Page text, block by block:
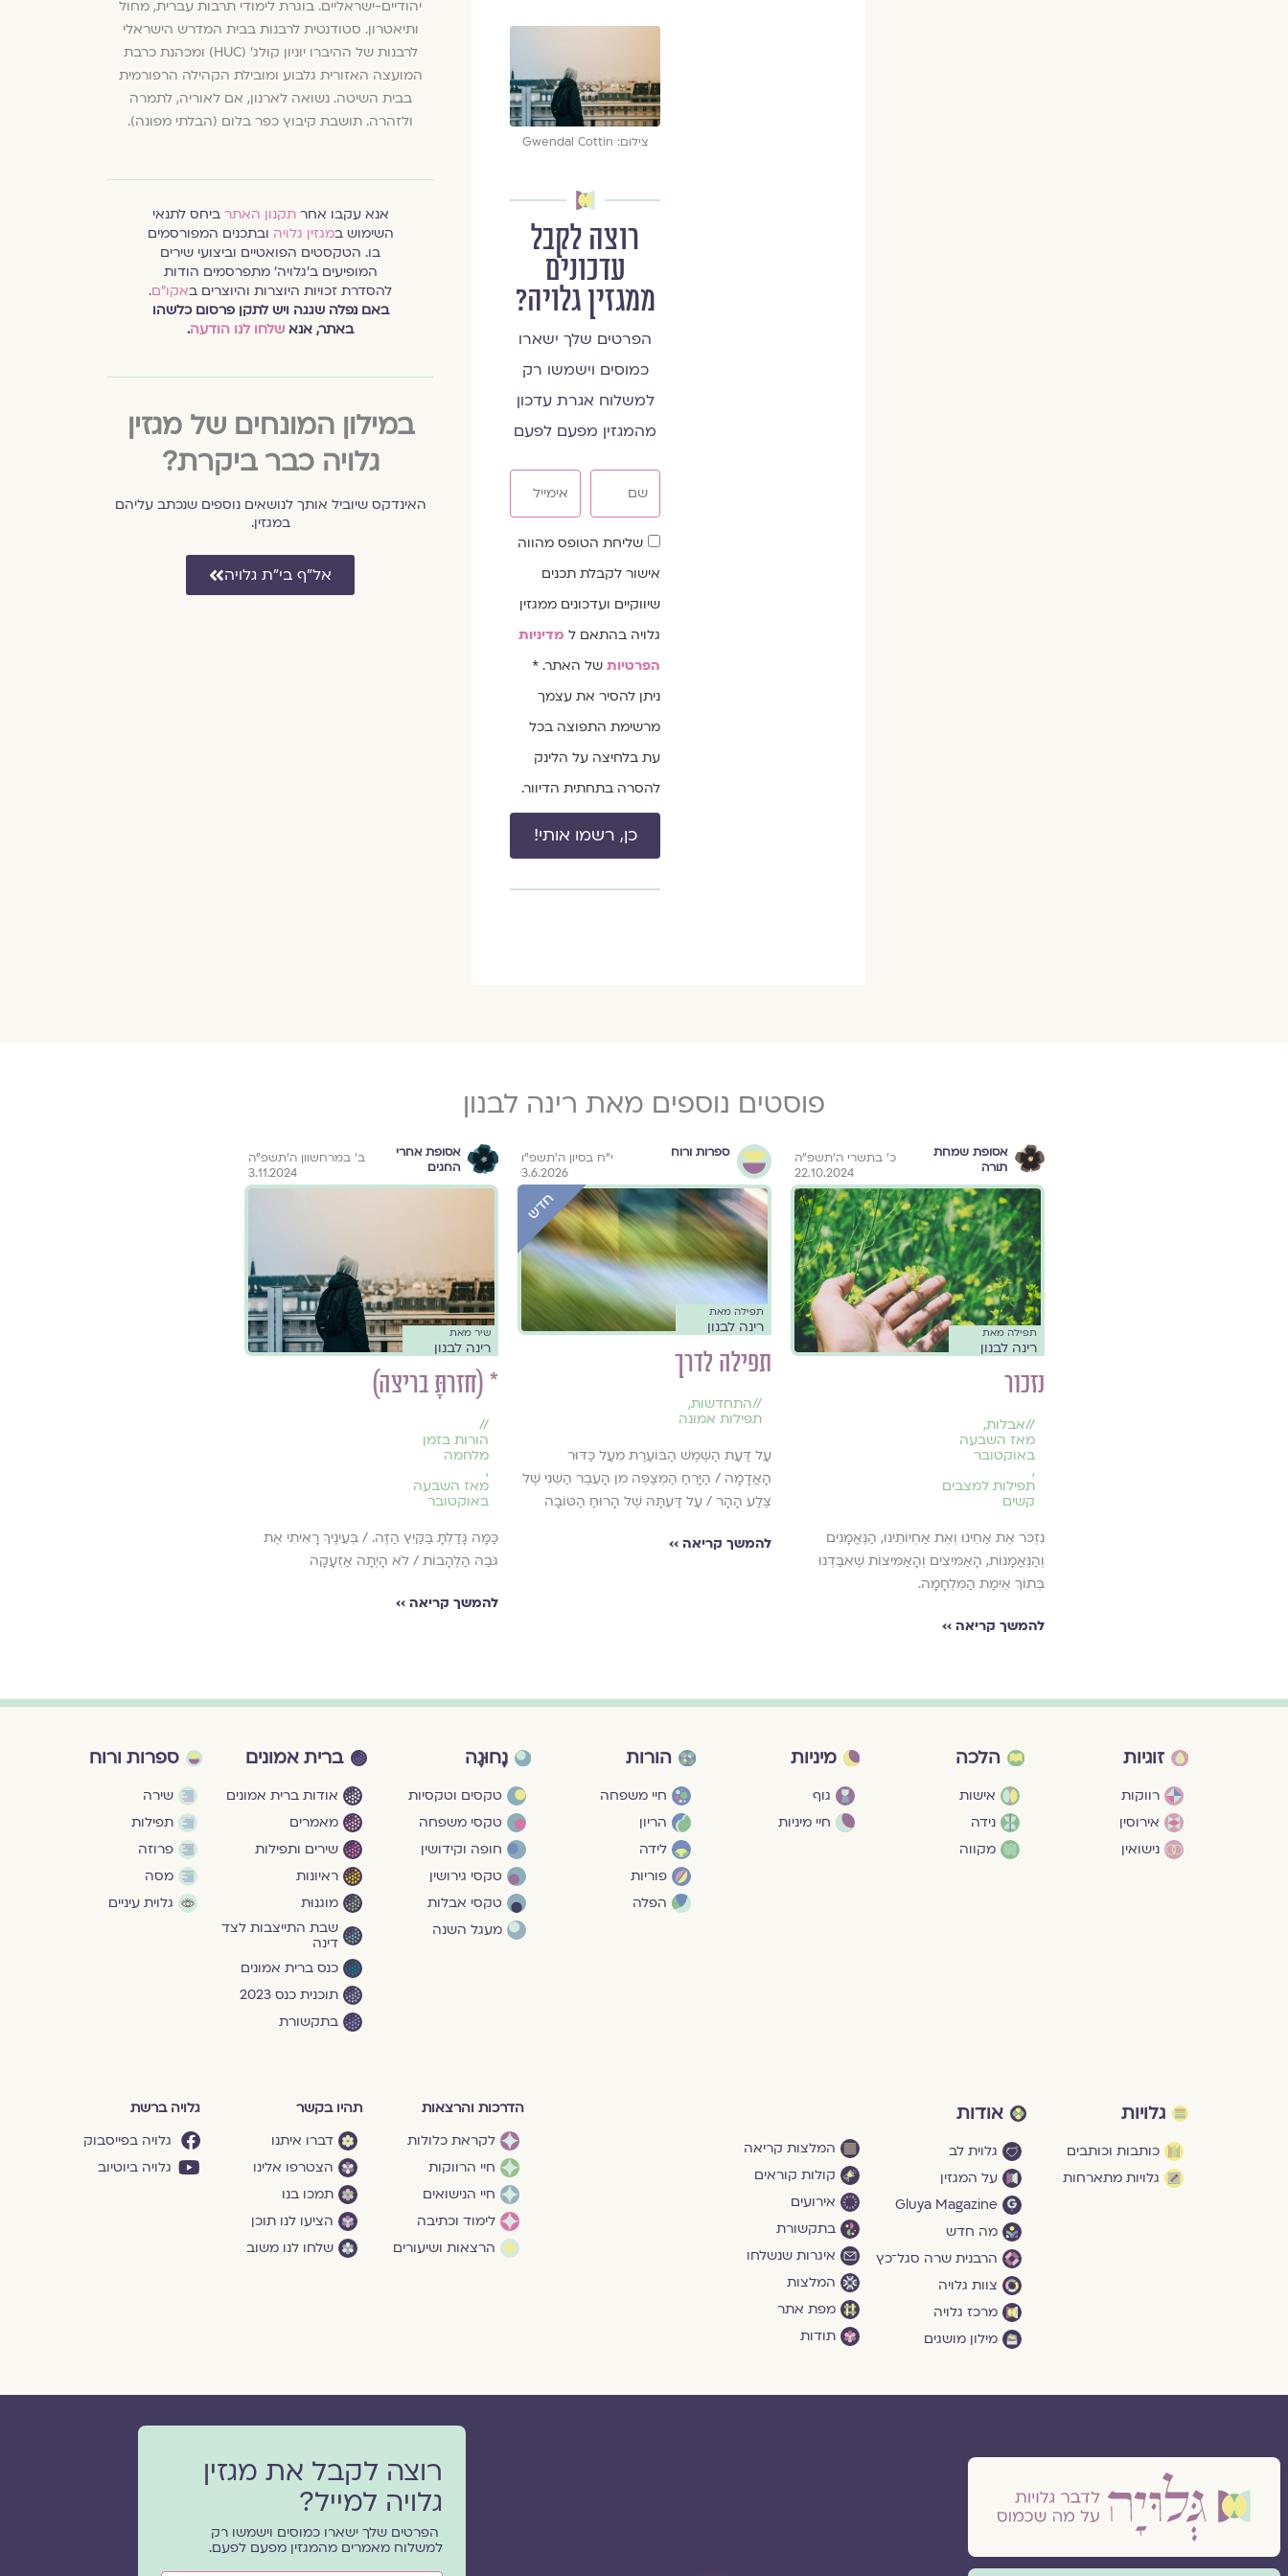
צילום: Gwendal Cottin
רוצה לקבל
עדכונים
ממגזין גלויה?
הפרטים שלך ישארו
כמוסים וישמשו רק
למשלוח אגרת עדכון
מהמגזין מפעם לפעם
שדהשליחת הטופס מהווה
אישור לקבלת תכנים
שיווקיים ועדכונים ממגזין
גלויה בהתאם למדיניות
הפרטיותשל האתר. *
ניתן להסיר את עצמך
מרשימת התפוצה בכל
עת בלחיצה על הלינק
להסרה בתחתית הדיוור.
כן, רשמו אותי!
יהודיים-ישראליים. בוגרת לימודי תרבות עברית, מחול
ותיאטרון. סטודנטית לרבנות בבית המדרש הישראלי
לרבנות של ההיברו יוניון קולג' (HUC) ומכהנת כרבת
המועצה האזורית גלבוע ומובילת הקהילה הרפורמית
בבית השיטה. נשואה לארנון, אם לאוריה, לתמרה
ולזהרה. תושבת קיבוץ כפר בלום (הבלתי מפונה).
אנא עקבו אחרתקנון האתר ביחס לתנאי
השימוש במגזין גלויה ובתכנים המפורסמים
בו. הטקסטים הפואטיים וביצועי שירים
המופיעים ב׳גלויה׳ מתפרסמים הודות
להסדרת זכויות היוצרות והיוצרים באקו״ם.
באם נפלה שגגה ויש לתקן פרסום כלשהו
באתר, אנא שלחו לנו הודעה.
במילון המונחים של מגזין
גלויה כבר ביקרת?
האינדקס שיוביל אותך לנושאים נוספים שנכתב עליהם
במגזין.
אל״ף בי״ת גלויה
פוסטים נוספים מאת רינה לבנון
אסופת שמחת
תורה
כ׳ בתשרי ה׳תשפ״ה
22.10.2024
תפילה מאת
רינה לבנון
נזכור
//אבלות,
מאז השבעה
באוקטובר
,
תפילות למצבים
קשים
נִזְכֹּר אֶת אַחֵינוּ וְאֶת אַחְיוֹתֵינוּ, הַנֶּאֱמָנִים
וְהַנֶּאֱמָנוֹת, הָאַמִּיצִים וְהָאַמִּיצוֹת שֶׁאִבַּדְנוּ
בְּתוֹךְ אֵימַת הַמִּלְחָמָה.
להמשך קריאה ››
ספרות ורוח
י״ח בסיון ה׳תשפ״ו
3.6.2026
תפילה מאת
רינה לבנון
תפילה לדרך
//התחדשות,
תפילות אמונה
עַל דַּעַת הַשֶּׁמֶשׁ הַבּוֹעֶרֶת מֵעַל כַּדּוּר
הָאֲדָמָה / הַיָּרֵחַ הַמְּצַפֶּה מִן הָעֵבֶר הַשֵּׁנִי שֶׁל
צֶלַע הָהָר / עַל דַּעְתָּהּ שֶׁל הָרוּחַ הַטּוֹבָה
להמשך קריאה ››
אסופת אחרי
החגים
ב׳ במרחשוון ה׳תשפ״ה
3.11.2024
שיר מאת
רינה לבנון
* (חזרתָּ בריצה)
//
הורות בזמן
מלחמה
,
מאז השבעה
באוקטובר
כַּמָּה גָּדַלְתָּ בַּקַּיִץ הַזֶּה. / בְּעֵינֶיךָ רָאִיתִי אֶת
גֹּבַהּ הַלֶּהָבוֹת / לֹא הָיְתָה אַזְעָקָה
להמשך קריאה ››
זוגיות
רווקות
אירוסין
נישואין
הלכה
אישות
נידה
מקווה
מיניות
גוף
חיי מיניות
הורות
חיי משפחה
הריון
לידה
פוריות
הפלה
נָחוּגָה
טקסים וטקסיות
טקסי משפחה
חופה וקידושין
טקסי גירושין
טקסי אבלות
מעגל השנה
ברית אמונים
אודות ברית אמונים
מאמרים
שירים ותפילות
ראיונות
מוגנוּת
שבת התייצבות לצד
דינה
כנס ברית אמונים
תוכנית כנס 2023
בתקשורת
ספרות ורוח
שירה
תפילות
פרוזה
מסה
גלוית עיניים
גלויות
כותבות וכותבים
גלויות מתארחות
אודות
גלוית לב
על המגזין
Gluya Magazine
מה חדש
הרבנית שרה סגל־כץ
צוות גלויה
מרכז גלויה
מילון מושגים
המלצות קריאה
קולות קוראים
אירועים
בתקשורת
איגרות שנשלחו
המלצות
מפת אתר
תודות
הדרכות והרצאות
לקראת כלולות
חיי הרווקות
חיי הנישואים
לימוד וכתיבה
הרצאות ושיעורים
תהיו בקשר
דברו איתנו
הצטרפו אלינו
תמכו בנו
הציעו לנו תוכן
שלחו לנו משוב
גלויה ברשת
גלויה בפייסבוק
גלויה ביוטיוב
רוצה לקבל את מגזין
גלויה למייל?
הפרטים שלך ישארו כמוסים וישמשו רק
למשלוח מאמרים מהמגזין מפעם לפעם.